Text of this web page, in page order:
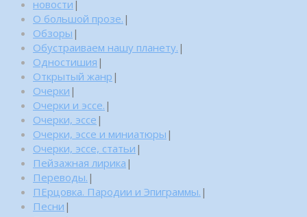
новости |
О большой прозе. |
Обзоры |
Обустраиваем нашу планету. |
Одностишия |
Открытый жанр |
Очерки |
Очерки и эссе. |
Очерки, эссе |
Очерки, эссе и миниатюры |
Очерки, эссе, статьи |
Пейзажная лирика |
Переводы. |
ПЕрцовка. Пародии и Эпиграммы. |
Песни |